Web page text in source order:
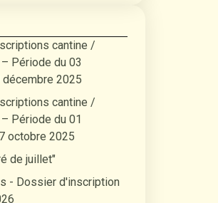
cantine /
Période du 03
2025
cantine /
Période du 01
octobre 2025
de juillet"
- Dossier d'inscription